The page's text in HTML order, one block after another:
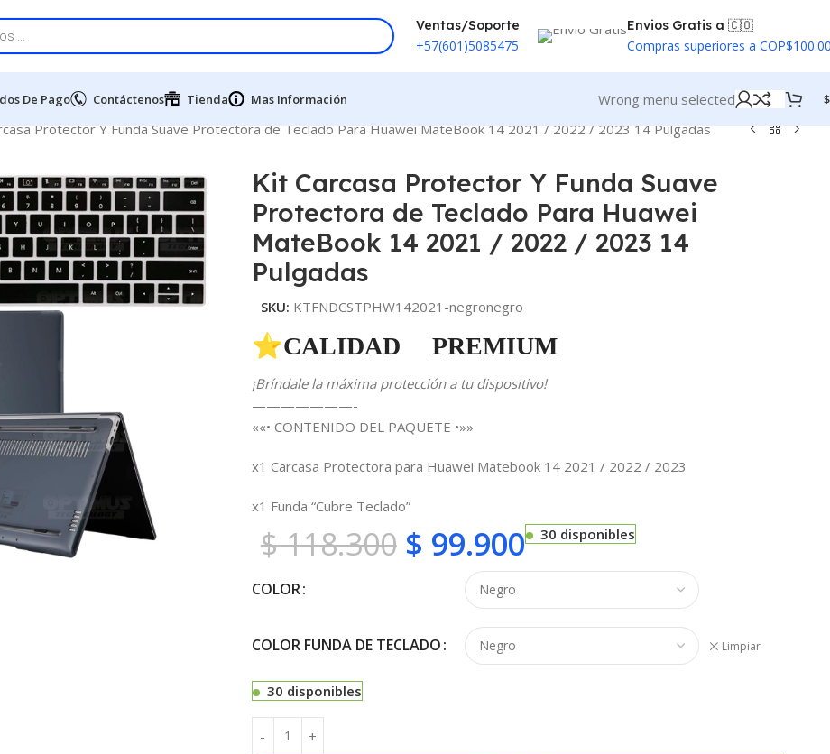
Ventas/Soporte
+57(601)5085475
Envios Gratis a 🇨🇴
Compras superiores a
De Pago Contáctenos Tienda Mas Información Wrong menu selected $
Protector Y Funda Suave Protectora de Teclado Para Huawei MateBook 14 2021 / 2022 / 2023 14 Pulgadas
Kit Carcasa Protector Y Funda Suave
Protectora de Teclado Para Huawei
MateBook 14 2021 / 2022 / 2023 14
Pulgadas
SKU: KTFNDCSTPHW142021-negronegro
⭐CALIDAD PREMIUM
¡Bríndale la máxima protección a tu dispositivo!
———————-
««• CONTENIDO DEL PAQUETE •»»
x1 Carcasa Protectora para Huawei Matebook 14 2021 / 2022 / 2023
x1 Funda “Cubre Teclado”
$118.300 $ 99.900 30 disponibles
COLOR
COLOR FUNDA DE TECLADO Limpiar
30 disponibles